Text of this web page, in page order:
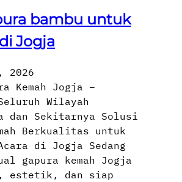
bambu untuk
Jogja
2026
Kemah Jogja –
Wilayah
dan Sekitarnya Solusi
Berkualitas untuk
di Jogja Sedang
gapura kemah Jogja
estetik, dan siap